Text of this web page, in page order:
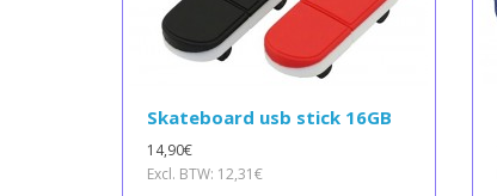
Skateboard usb stick 16GB
14,90€
Excl. BTW: 12,31€